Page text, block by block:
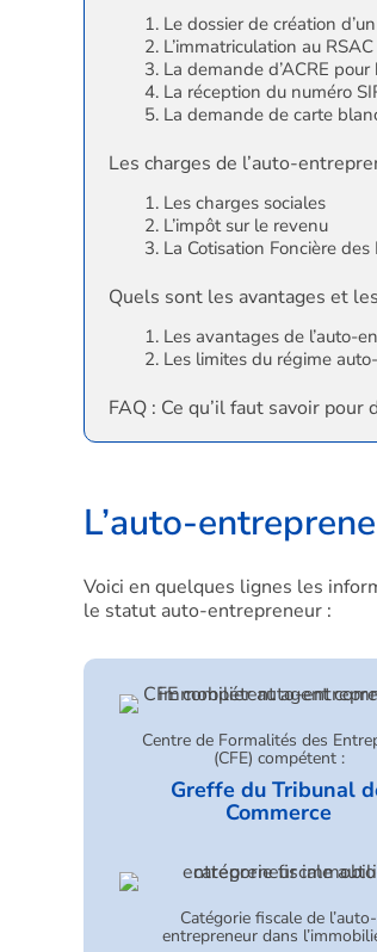
Le dossier de création
L’immatriculation au
La demande d’ACRE
La réception du numéro
La demande de carte
Les charges de l’auto-
Les charges sociales
L’impôt sur le revenu
La Cotisation Foncière des
Quels sont les avantages et
Les avantages de l’auto-
Les limites du régime
FAQ : Ce qu’il faut savoir
L’auto-
Voici en quelques lignes les
le statut auto-entrepreneur :
Centre de Formalités des
(CFE) compétent :
Greffe du Tribunal
Commerce
Catégorie fiscale de l’auto-
entrepreneur dans